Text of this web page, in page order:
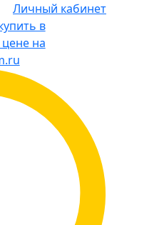
Личный кабинет